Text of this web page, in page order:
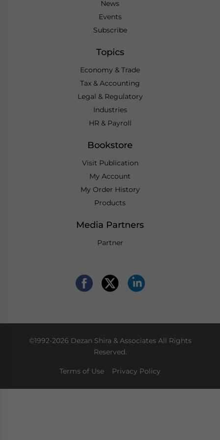
News
Events
Subscribe
Topics
Economy & Trade
Tax & Accounting
Legal & Regulatory
Industries
HR & Payroll
Bookstore
Visit Publication
My Account
My Order History
Products
Media Partners
Partner
©1992-2026 Dezan Shira & Associates All Rights
Reserved.
Terms of Use Privacy Policy